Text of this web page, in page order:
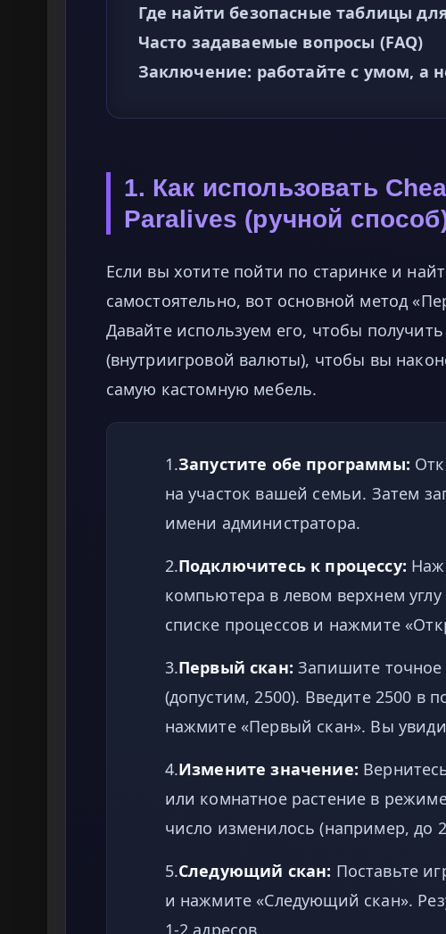
Где найти безопасные таблицы для
Часто задаваемые вопросы (FAQ)
Заключение: работайте с умом, а
1. Как использовать
Paralives (ручной
Если вы хотите пойти по старинке и
самостоятельно, вот основной метод
Давайте используем его, чтобы
(внутриигровой валюты), чтобы вы
самую кастомную мебель.
1.Запустите обе программы:
на участок вашей семьи. Затем
имени администратора.
2.Подключитесь к процессу:
компьютера в левом верхнем
списке процессов и нажмите
3.Первый скан: Запишите
(допустим, 2500). Введите 2500 в
нажмите «Первый скан». Вы
4.Измените значение:
или комнатное растение в
число изменилось (например, до
5.Следующий скан: Поставьте
и нажмите «Следующий скан».
1-2 адресов.